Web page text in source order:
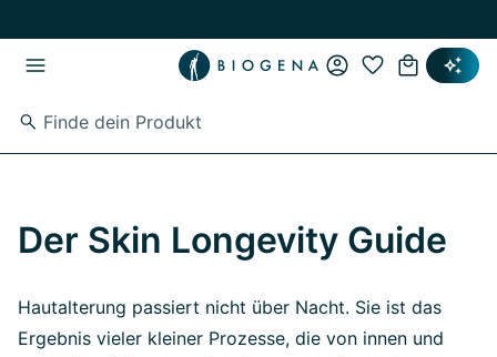
Der Skin Longevity Guide
Hautalterung passiert nicht über Nacht. Sie ist das
Ergebnis vieler kleiner Prozesse, die von innen und